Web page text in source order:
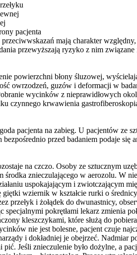
pacjenta
mają charakter
przewyższają ryzyko z nim
powierzchni błony śluzowej,
owrzodzeń, guzów i deformacji w
wycinków z nieprawidłowych
czynnego krwawienia
pacjenta na zabieg. U pacjentów ze
bezpośrednio przed badaniem podaje
na czczo. Osoby ze sztucznym
środka znieczulającego w aerozolu. W
uspokajającym i zwiotczającym
giętki wziernik w kształcie rurki o
przełyk i żołądek do dwunastnicy,
specjalnymi pokrętłami lekarz zmienia
kleszczykami, które służą do
nie jest bolesne, pacjent czuje
i dokładniej je obejrzeć.
pić. Jeśli znieczulenie było dożylne, a